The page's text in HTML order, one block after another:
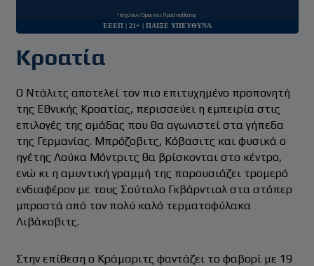
*Ισχύουν Όροι και Προϋποθέσεις
ΕΕΕΠ | 21+ | ΠΑΙΞΕ ΥΠΕΥΘΥΝΑ
Κροατία
Ο Ντάλιτς αποτελεί τον πιο επιτυχημένο προπονητή
της Εθνικής Κροατίας, περισσεύει η εμπειρία στις
επιλογές της ομάδας που θα αγωνιστεί στα γήπεδα
της Γερμανίας. Μπρόζοβιτς, Κόβασιτς και φυσικά ο
ηγέτης Λούκα Μόντριτς θα βρίσκονται στο κέντρο,
ενώ κι η αμυντική γραμμή της παρουσιάζει τρομερό
ενδιαφέρον με τους Σούταλο Γκβάρντιολ στα στόπερ
μπροστά από τον πολύ καλό τερματοφύλακα
Λιβάκοβιτς.
Στην επίθεση ο Κράμαριτς φαντάζει το φαβορί με 19